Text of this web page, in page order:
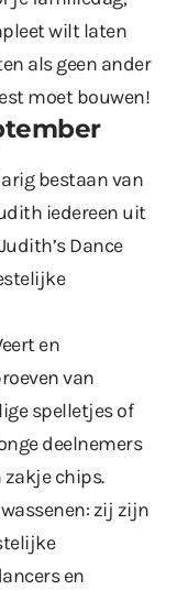
wilt laten
als geen ander
moet bouwen!
bestaan van
iedereen uit
Dance
en
van
spelletjes of
deelnemers
zakje chips.
zij zijn
en